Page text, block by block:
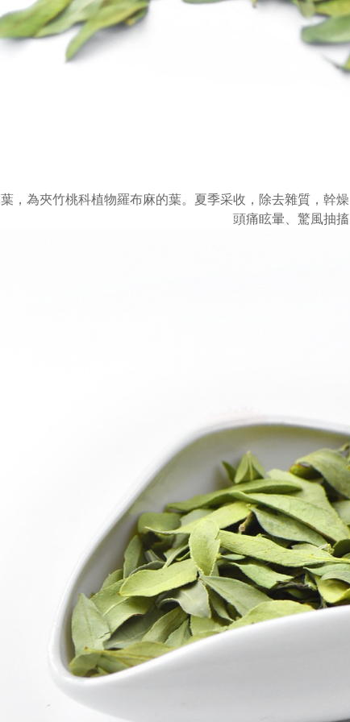
，為夾竹桃科植物羅布麻的葉。夏季采收，除去雜質，幹
頭痛眩暈、驚風抽搐